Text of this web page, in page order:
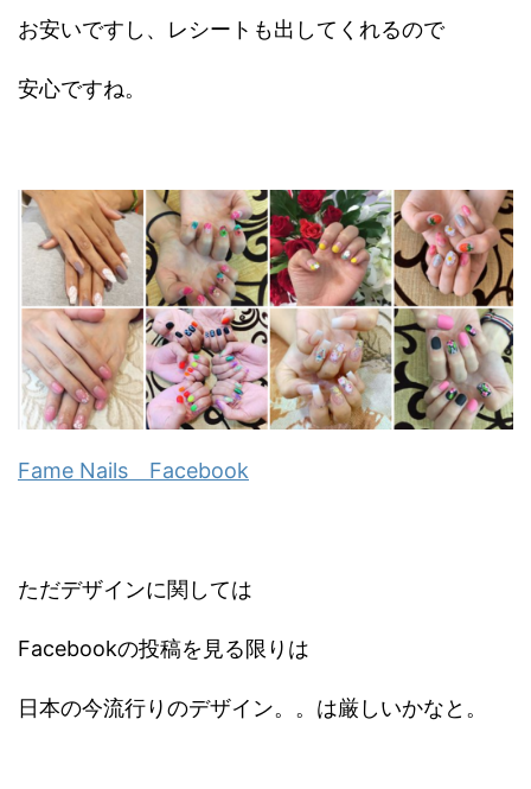
お安いですし、レシートも出してくれるので
安心ですね。
Fame Nails Facebook
ただデザインに関しては
Facebookの投稿を見る限りは
日本の今流行りのデザイン。。は厳しいかなと。